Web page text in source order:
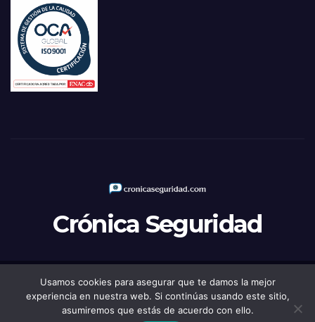
Crónica Seguridad
Funciona gracias a WordPress|Tema: Newsup deThemeansar
Usamos cookies para asegurar que te damos la mejor
experiencia en nuestra web. Si continúas usando este sitio,
asumiremos que estás de acuerdo con ello.